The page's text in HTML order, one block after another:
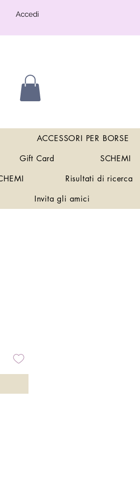
Accedi
ACCESSORI PER BORSE
Gift Card
SCHEMI
Risultati di ricerca
Invita gli amici